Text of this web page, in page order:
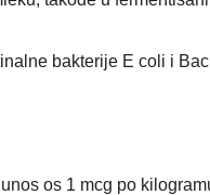
bakterije E coli i
os 1 mcg po